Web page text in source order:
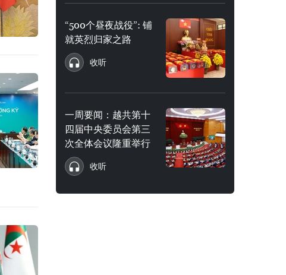
“500个昼夜战役”: 铺
就英烈归家之路
收听
一周要闻：越共第十
四届中央委员会第三
次全体会议隆重举行
收听